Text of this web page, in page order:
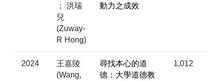
； 洪瑞
兒
(Zuway-
R Hong)
動力之成效
2024
王嘉陵
(Wang,
尋找本心的道
德：大學道德教
1,012